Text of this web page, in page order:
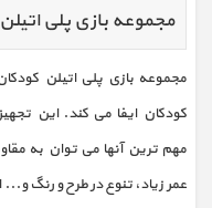
مجموعه بازی پلی
مجموعه بازی پلی اتیلن
کودکان ایفا می کند. این
مهم ترین آنها می توان به
عمر زیاد، تنوع در طرح و رنگ